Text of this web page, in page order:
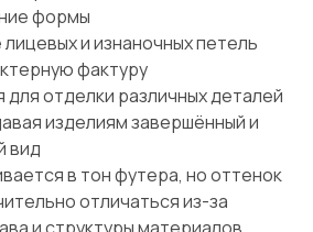
формы
и изнаночных петель
фактуру
для отделки различных деталей
изделиям завершённый и
вид
в тон футера, но оттенок
отличаться из-за
и структуры материалов